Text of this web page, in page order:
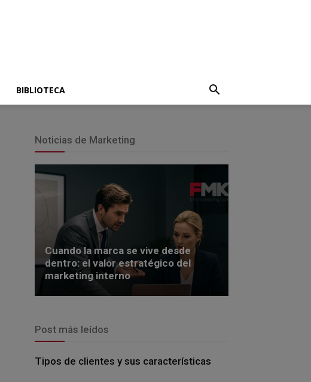
BIBLIOTECA
Noticias de Marketing
Cuando la marca se vive desde
dentro: el valor estratégico del
marketing interno
Post más leídos
Tipos de clientes y sus características